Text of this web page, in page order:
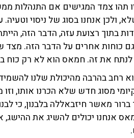
תהו צמד המגישים אם התנהלות
ולכן אנחנו בסוג של ניסוי
בתוך רצועת עזה, הדבר הזה,
כוחות אחרים על הדבר הזה.
לנתח את זה. חמאס הוא לא רק כוח
רחב בהרבה מהיכולת שלנו
מסוג חדש שלא הכרנו אותו,
מאשר חיזבאללה בלבנון, כי
אנחנו יכולים להשיג את